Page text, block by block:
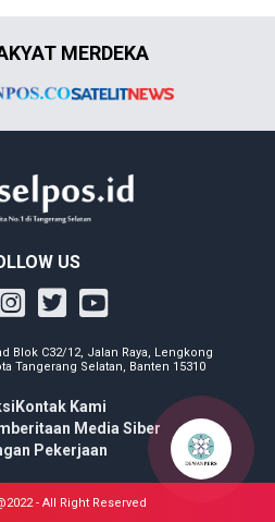
MERDEKA
US
Blok C32/12, Jalan Raya, Lengkong
Tangerang Selatan, Banten 15310
Kontak Kami
Media Siber
Pekerjaan
- All Right Reserved